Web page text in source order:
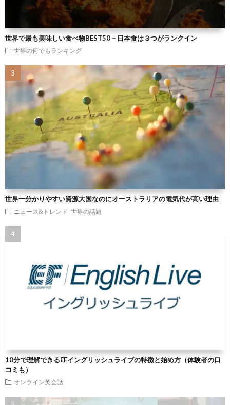
世界で最も美味しい食べ物BEST50－日本食は３つがランクイン
世界の何でもランキング
世界一分かりやすい資源大国なのにオーストラリアの電気代が高い理由
ニュース&トレンド 世界の話題
10分で理解できるEFイングリッシュライブの特徴と始め方（体験者の口
コミも）
オンライン英会話